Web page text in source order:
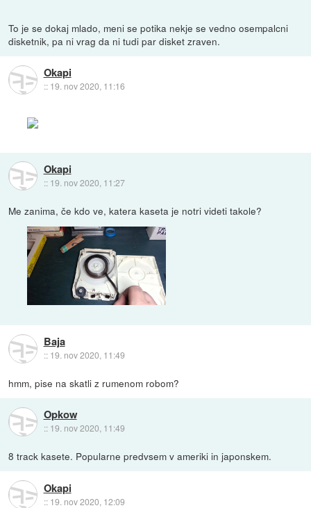
To je se dokaj mlado, meni se potika nekje se vedno osempalcni
disketnik, pa ni vrag da ni tudi par disket zraven.
Okapi
:: 19. nov 2020, 11:16
Okapi
:: 19. nov 2020, 11:27
Me zanima, če kdo ve, katera kaseta je notri videti takole?
Baja
:: 19. nov 2020, 11:49
hmm, pise na skatli z rumenom robom?
Opkow
:: 19. nov 2020, 11:49
8 track kasete. Popularne predvsem v ameriki in japonskem.
Okapi
:: 19. nov 2020, 12:09